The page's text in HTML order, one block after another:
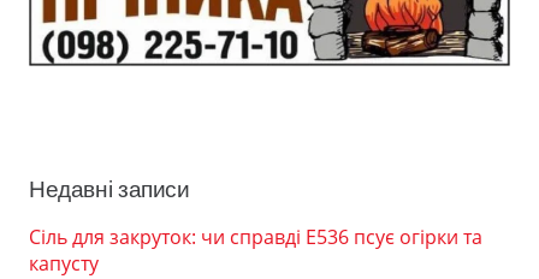
Недавні записи
Сіль для закруток: чи справді Е536 псує огірки та
капусту